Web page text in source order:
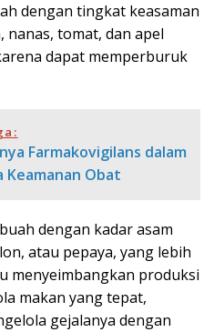
dengan tingkat keasaman
tomat, dan apel
dapat memperburuk
Farmakovigilans dalam
Keamanan Obat
dengan kadar asam
atau pepaya, yang lebih
menyeimbangkan produksi
makan yang tepat,
gejalanya dengan